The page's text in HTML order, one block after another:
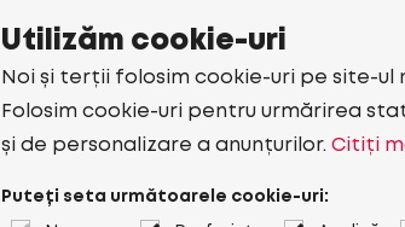
Utilizăm cookie-uri
Noi și terții folosim cookie-uri pe site-ul
Folosim cookie-uri pentru urmărirea
și de personalizare a anunțurilor. Citiți
Puteți seta următoarele cookie-uri: